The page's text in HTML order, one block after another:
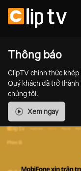
Thông báo
ClipTV chính thức khép
Quý khách đã trở
chúng tôi.
Xem ngay